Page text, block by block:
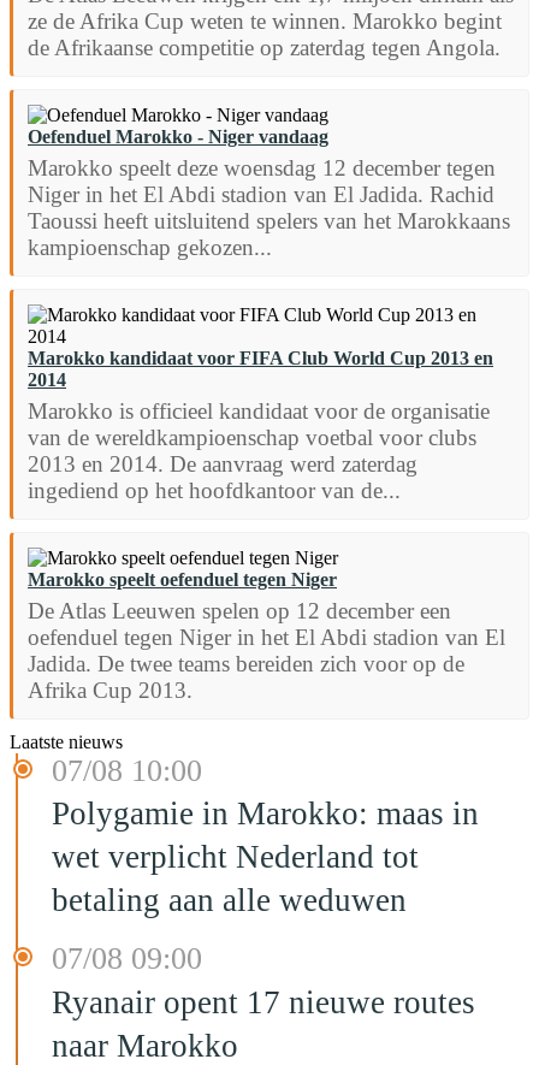
ze de Afrika Cup weten te winnen. Marokko begint
de Afrikaanse competitie op zaterdag tegen Angola.
Oefenduel Marokko - Niger vandaag
Marokko speelt deze woensdag 12 december tegen
Niger in het El Abdi stadion van El Jadida. Rachid
Taoussi heeft uitsluitend spelers van het Marokkaans
kampioenschap gekozen...
Marokko kandidaat voor FIFA Club World Cup 2013 en
2014
Marokko is officieel kandidaat voor de organisatie
van de wereldkampioenschap voetbal voor clubs
2013 en 2014. De aanvraag werd zaterdag
ingediend op het hoofdkantoor van de...
Marokko speelt oefenduel tegen Niger
De Atlas Leeuwen spelen op 12 december een
oefenduel tegen Niger in het El Abdi stadion van El
Jadida. De twee teams bereiden zich voor op de
Afrika Cup 2013.
Laatste nieuws
07/08 10:00
Polygamie in Marokko: maas in
wet verplicht Nederland tot
betaling aan alle weduwen
07/08 09:00
Ryanair opent 17 nieuwe routes
naar Marokko